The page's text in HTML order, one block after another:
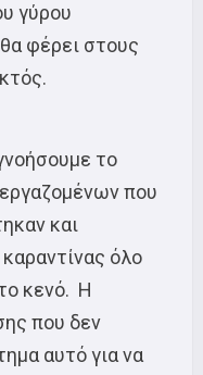
γύρου
φέρει στους
το
που
και
όλο
κενό. Η
που δεν
αυτό για να